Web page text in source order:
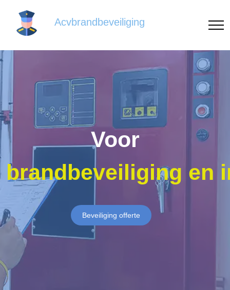
Acvbrandbeveiliging
Voor
brandbeveiliging en
Beveiliging offerte